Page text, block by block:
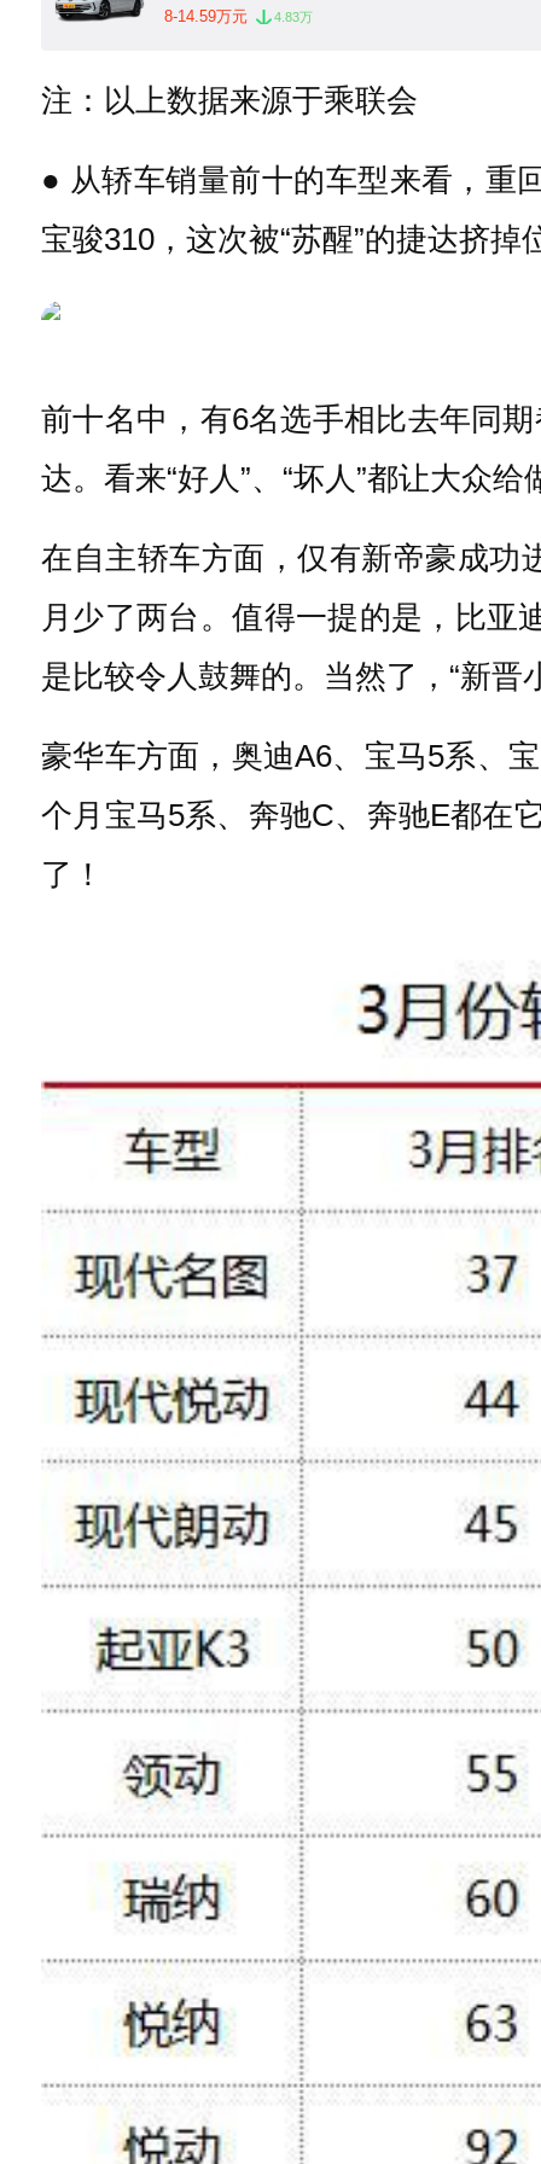
8-14.59万元 4.83万
注：以上数据来源于乘联会
● 从轿车销量前十的车型来看，重
宝骏310，这次被“苏醒”的捷达挤
前十名中，有6名选手相比去年同
达。看来“好人”、“坏人”都让大众给
在自主轿车方面，仅有新帝豪成功
月少了两台。值得一提的是， 比亚
是比较令人鼓舞的。当然了，“新晋
豪华车方面，奥迪A6、宝马5系、
个月宝马5系、奔驰C、奔驰E都在
了！